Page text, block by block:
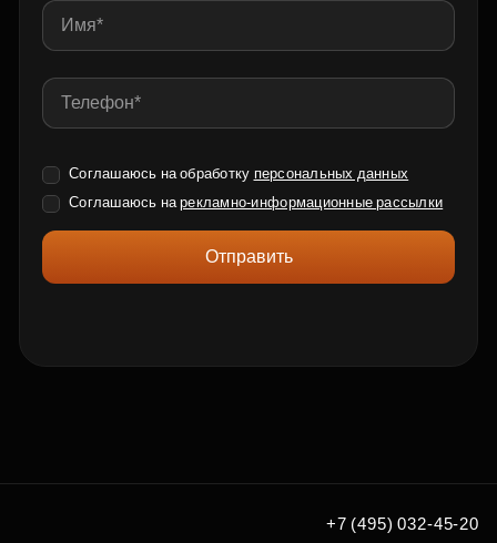
Соглашаюсь на обработку персональных данных
Соглашаюсь нарекламно-информационные рассылки
Отправить
+7 (495) 032-45-20